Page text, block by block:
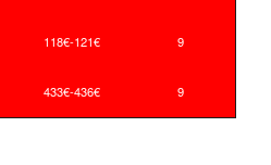
118€-121€ 9
433€-436€ 9